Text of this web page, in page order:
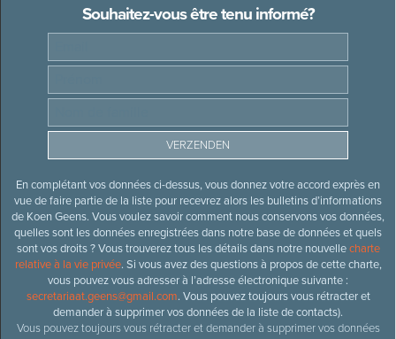
Souhaitez-vous être tenu informé?
En complétant vos données ci-dessus, vous donnez votre accord exprès en
vue de faire partie de la liste pour recevrez alors les bulletins d’informations
de Koen Geens. Vous voulez savoir comment nous conservons vos données,
quelles sont les données enregistrées dans notre base de données et quels
sont vos droits ? Vous trouverez tous les détails dans notre nouvellecharte
relative à la vie privée. Si vous avez des questions à propos de cette charte,
vous pouvez vous adresser à l’adresse électronique suivante :
secretariaat.geens@gmail.com. Vous pouvez toujours vous rétracter et
demander à supprimer vos données de la liste de contacts).
Vous pouvez toujours vous rétracter et demander à supprimer vos données